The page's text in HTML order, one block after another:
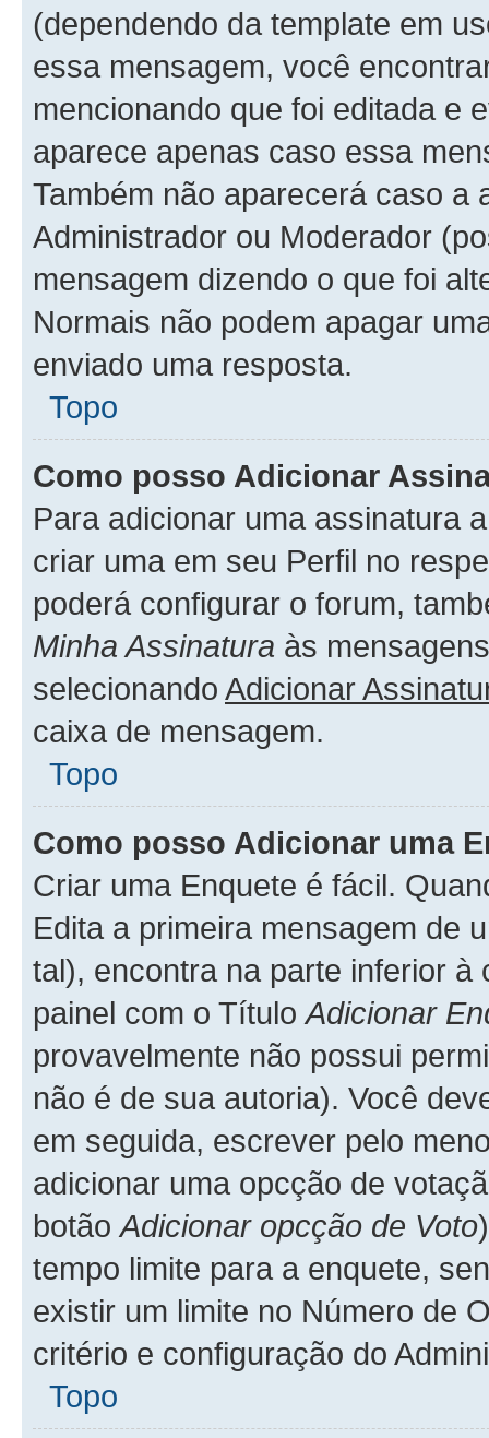
(dependendo da template em
essa mensagem, você
mencionando que foi editada e
aparece apenas caso essa
Também não aparecerá caso a
Administrador ou Moderador
mensagem dizendo o que foi
Normais não podem apagar
enviado uma resposta.
Topo
Como posso Adicionar
Para adicionar uma assinatura
criar uma em seu Perfil no
poderá configurar o forum,
Minha Assinatura às
selecionando Adicionar
caixa de mensagem.
Topo
Como posso Adicionar uma
Criar uma Enquete é fácil.
Edita a primeira mensagem de
tal), encontra na parte inferior
painel com o TítuloAdicionar
provavelmente não possui
não é de sua autoria). Você
em seguida, escrever pelo
adicionar uma opcção de
botãoAdicionar opcção de Voto
tempo limite para a enquete,
existir um limite no Número de
critério e configuração do
Topo